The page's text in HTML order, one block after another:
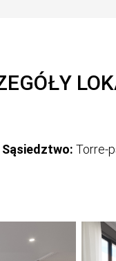
Sąsiedztwo: Torre-